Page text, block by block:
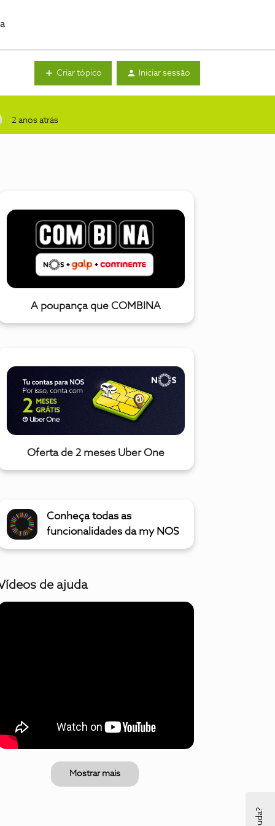
Criar tópico Iniciar sessão
2 anos atrás
A poupança que COMBINA
Oferta de 2 meses Uber One
Conheça todas as
funcionalidades da my NOS
de ajuda
Mostrar mais